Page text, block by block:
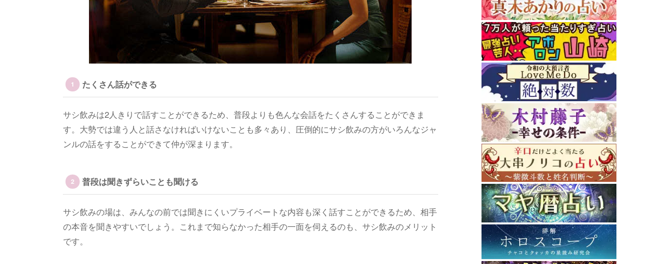
たくさん話ができる
サシ飲みは2人きりで話すことができるため、普段よりも色んな会話をたくさんすることができま
す。大勢では違う人と話さなければいけないことも多々あり、圧倒的にサシ飲みの方がいろんなジャ
ンルの話をすることができて仲が深まります。
普段は聞きずらいことも聞ける
サシ飲みの場は、みんなの前では聞きにくいプライベートな内容も深く話すことができるため、相手
の本音を聞きやすいでしょう。これまで知らなかった相手の一面を伺えるのも、サシ飲みのメリット
です。